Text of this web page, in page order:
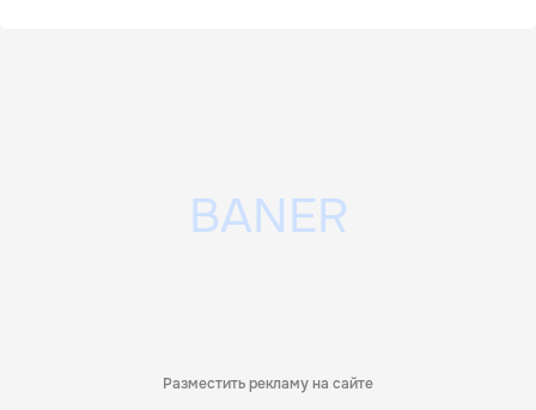
Разместить рекламу на сайте